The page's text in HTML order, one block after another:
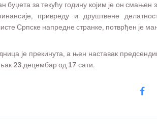
буџета за текућу годину којим је он смањен
привреду и друштвене
Српске напредне странке, потврђен је
је прекинута, а њен наставак
23.децембар од 17 сати.